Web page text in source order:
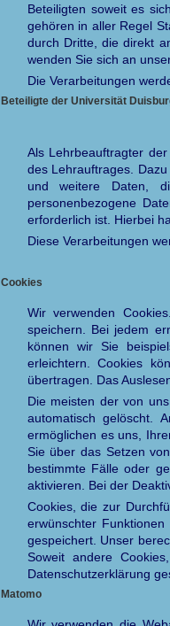
Beteiligten soweit es
gehören in aller Regel
durch Dritte, die direkt
wenden Sie sich an
Die Verarbeitungen
Beteiligte der Universität
Als Lehrbeauftragter
des Lehrauftrages.
und weitere Daten,
personenbezogene
erforderlich ist. Hierbei
Diese Verarbeitungen
Cookies
Wir verwenden
speichern. Bei jedem
können wir Sie
erleichtern. Cookies
übertragen. Das
Die meisten der von
automatisch gelöscht.
ermöglichen es uns,
Sie über das Setzen
bestimmte Fälle oder
aktivieren. Bei der
Cookies, die zur
erwünschter
gespeichert. Unser
Soweit andere
Datenschutzerklärung
Matomo